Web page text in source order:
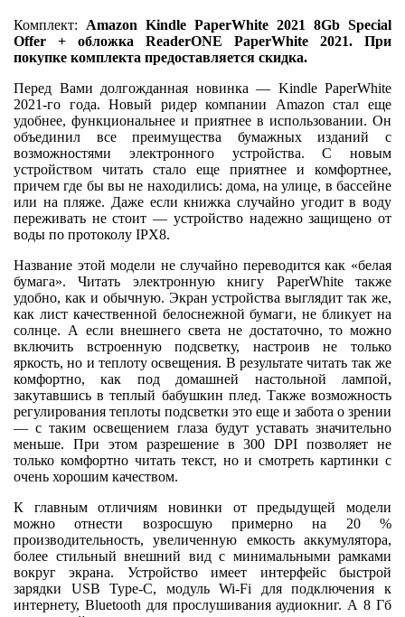
Комплект: Amazon Kindle PaperWhite 2021 8Gb Special
Offer + обложка ReaderONE PaperWhite 2021. При
покупке комплекта предоставляется скидка.
Перед Вами долгожданная новинка — Kindle PaperWhite
2021-го года. Новый ридер компании Amazon стал еще
удобнее, функциональнее и приятнее в использовании. Он
объединил все преимущества бумажных изданий с
возможностями электронного устройства. С новым
устройством читать стало еще приятнее и комфортнее,
причем где бы вы не находились: дома, на улице, в бассейне
или на пляже. Даже если книжка случайно угодит в воду
переживать не стоит — устройство надежно защищено от
воды по протоколу IPХ8.
Название этой модели не случайно переводится как «белая
бумага». Читать электронную книгу PaperWhite также
удобно, как и обычную. Экран устройства выглядит так же,
как лист качественной белоснежной бумаги, не бликует на
солнце. А если внешнего света не достаточно, то можно
включить встроенную подсветку, настроив не только
яркость, но и теплоту освещения. В результате читать так же
комфортно, как под домашней настольной лампой,
закутавшись в теплый бабушкин плед. Также возможность
регулирования теплоты подсветки это еще и забота о зрении
— с таким освещением глаза будут уставать значительно
меньше. При этом разрешение в 300 DPI позволяет не
только комфортно читать текст, но и смотреть картинки с
очень хорошим качеством.
К главным отличиям новинки от предыдущей модели
можно отнести возросшую примерно на 20 %
производительность, увеличенную емкость аккумулятора,
более стильный внешний вид с минимальными рамками
вокруг экрана. Устройство имеет интерфейс быстрой
зарядки USB Type-C, модуль Wi-Fi для подключения к
интернету, Bluetooth для прослушивания аудиокниг. А 8 Гб